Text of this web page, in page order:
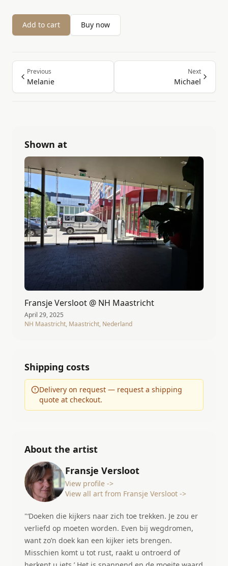
Add to cart Buy now
Previous
Melanie
Next
Michael
Shown at
Fransje Versloot @ NH Maastricht
April 29, 2025
NH Maastricht, Maastricht, Nederland
Shipping costs
Delivery on request — request a shipping
quote at checkout.
About the artist
Fransje Versloot
View profile ->
View all art from Fransje Versloot ->
"‘Doeken die kijkers naar zich toe trekken. Je zou er
verliefd op moeten worden. Even bij wegdromen,
want zo’n doek kan een kijker iets brengen.
Misschien komt u tot rust, raakt u ontroerd of